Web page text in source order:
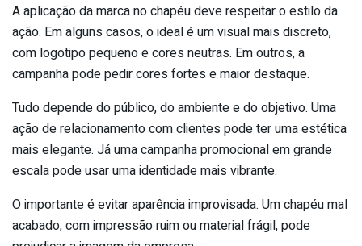
A aplicação da marca no chapéu deve respeitar o estilo da
ação. Em alguns casos, o ideal é um visual mais discreto,
com logotipo pequeno e cores neutras. Em outros, a
campanha pode pedir cores fortes e maior destaque.
Tudo depende do público, do ambiente e do objetivo. Uma
ação de relacionamento com clientes pode ter uma estética
mais elegante. Já uma campanha promocional em grande
escala pode usar uma identidade mais vibrante.
O importante é evitar aparência improvisada. Um chapéu mal
acabado, com impressão ruim ou material frágil, pode